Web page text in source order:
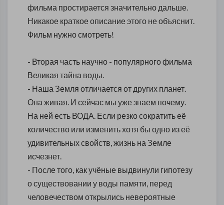
фильма простирается значительно дальше.
Никакое краткое описание этого не объяснит.
Фильм нужно смотреть!
- Вторая часть научно - популярного фильма
Великая тайна воды.
- Наша Земля отличается от других планет.
Она живая. И сейчас мы уже знаем почему.
На ней есть ВОДА. Если резко сократить её
количество или изменить хотя бы одно из её
удивительных свойств, жизнь на Земле
исчезнет.
- После того, как учёные выдвинули гипотезу
о существовании у воды памяти, перед
человечеством открылись невероятные